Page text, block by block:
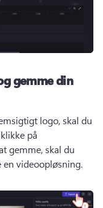
gemme din
logo, skal du
på
gemme, skal du
videoopløsning.